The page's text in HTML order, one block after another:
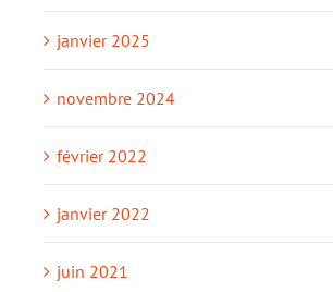
janvier 2025
novembre 2024
février 2022
janvier 2022
juin 2021